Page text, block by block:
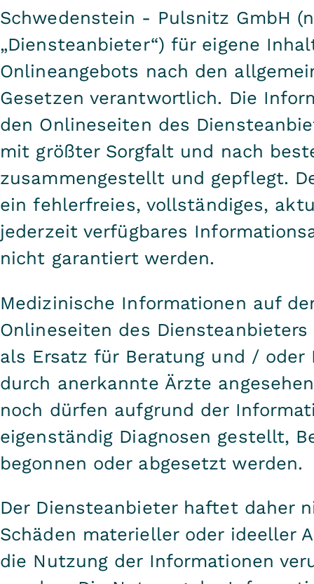
Schwedenstein - Pulsnitz GmbH
„Diensteanbieter“) für eigene
Onlineangebots nach den
Gesetzen verantwortlich. Die
den Onlineseiten des
mit größter Sorgfalt und nach
zusammengestellt und gepflegt.
ein fehlerfreies, vollständiges,
jederzeit verfügbares
nicht garantiert werden.
Medizinische Informationen auf
Onlineseiten des
als Ersatz für Beratung und / oder
durch anerkannte Ärzte
noch dürfen aufgrund der
eigenständig Diagnosen gestellt,
begonnen oder abgesetzt werden.
Der Diensteanbieter haftet daher
Schäden materieller oder ideeller
die Nutzung der Informationen